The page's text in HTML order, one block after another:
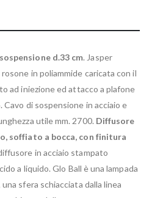
d.33 cm. Jasper
in poliammide caricata con il
ad iniezione ed attacco a plafone
di sospensione in acciaio e
utile mm. 2700. Diffusore
soffiato a bocca, con finitura
in acciaio stampato
a liquido. Glo Ball è una lampada
sfera schiacciata dalla linea